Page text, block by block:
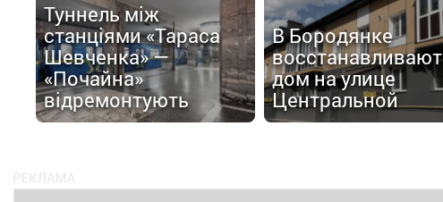
Туннель між
станціями «Тараса
Шевченка» —
«Почайна»
відремонтують
В Бородянке
восстанавливают
дом на улице
Центральной